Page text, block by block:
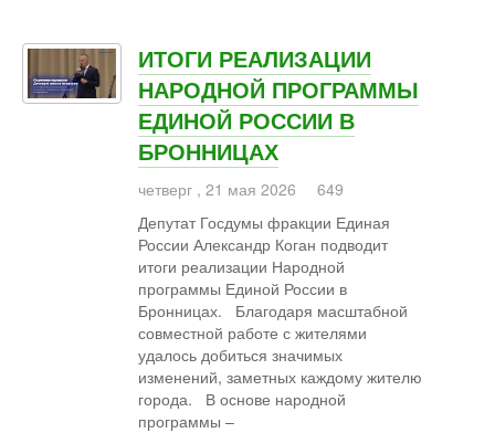
ИТОГИ РЕАЛИЗАЦИИ
НАРОДНОЙ ПРОГРАММЫ
ЕДИНОЙ РОССИИ В
БРОННИЦАХ
четверг , 21 мая 2026
649
Депутат Госдумы фракции Единая
России Александр Коган подводит
итоги реализации Народной
программы Единой России в
Бронницах. Благодаря масштабной
совместной работе с жителями
удалось добиться значимых
изменений, заметных каждому жителю
города. В основе народной
программы –